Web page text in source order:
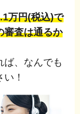
万円(税込)で
審査は通るか
ば、なんでも
！